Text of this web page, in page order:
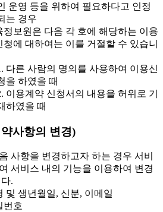
운영 등을 위하여 필요하다고 인정
는 경우
보원은 다음 각 호에 해당하는 이용
청에 대하여는 이를 거절할 수 있습니
다른 사람의 명의를 사용하여 이용신
을 하였을 때
이용계약 신청서의 내용을 허위로 기
하였을 때
사항의 변경)
사항을 변경하고자 하는 경우 서비
서비스 내의 기능을 이용하여 변경
.
및 생년월일, 신분, 이메일
호